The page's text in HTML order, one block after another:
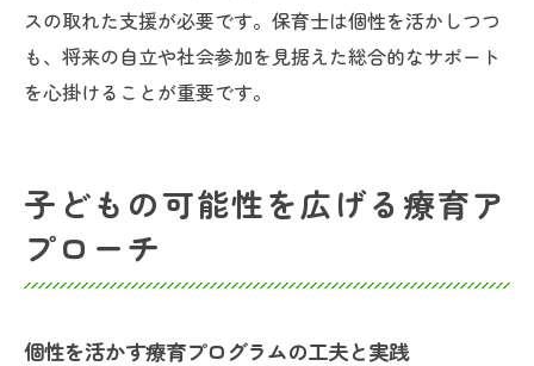
スの取れた支援が必要です。保育士は個性を活かしつつ
も、将来の自立や社会参加を見据えた総合的なサポート
を心掛けることが重要です。
子どもの可能性を広げる療育ア
プローチ
個性を活かす療育プログラムの工夫と実践